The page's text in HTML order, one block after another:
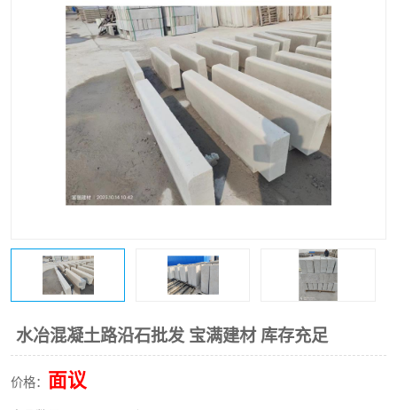
水冶混凝土路沿石批发 宝满建材 库存充足
价格： 面议
水泥构件 便道砖
花岗岩路岩石 盲道砖
pc仿石砖